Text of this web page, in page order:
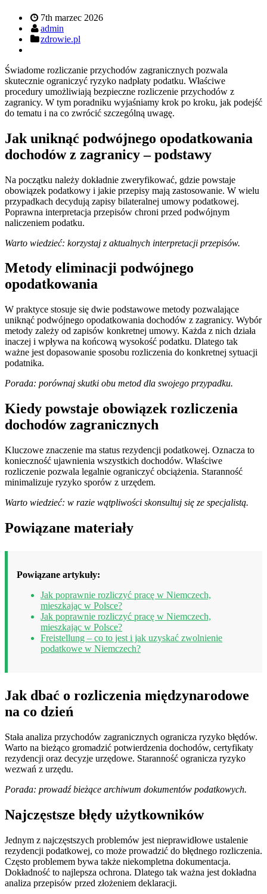
7th marzec 2026
admin
zdrowie.pl
Świadome rozliczanie przychodów zagranicznych pozwala
skutecznie ograniczyć ryzyko nadpłaty podatku. Właściwe
procedury umożliwiają bezpieczne rozliczenie przychodów z
zagranicy. W tym poradniku wyjaśniamy krok po kroku, jak podejść
do tematu i na co zwrócić szczególną uwagę.
Jak uniknąć podwójnego opodatkowania
dochodów z zagranicy – podstawy
Na początku należy dokładnie zweryfikować, gdzie powstaje
obowiązek podatkowy i jakie przepisy mają zastosowanie. W wielu
przypadkach decydują zapisy bilateralnej umowy podatkowej.
Poprawna interpretacja przepisów chroni przed podwójnym
naliczeniem podatku.
Warto wiedzieć: korzystaj z aktualnych interpretacji przepisów.
Metody eliminacji podwójnego
opodatkowania
W praktyce stosuje się dwie podstawowe metody pozwalające
uniknąć podwójnego opodatkowania dochodów z zagranicy. Wybór
metody zależy od zapisów konkretnej umowy. Każda z nich działa
inaczej i wpływa na końcową wysokość podatku. Dlatego tak
ważne jest dopasowanie sposobu rozliczenia do konkretnej sytuacji
podatnika.
Porada: porównaj skutki obu metod dla swojego przypadku.
Kiedy powstaje obowiązek rozliczenia
dochodów zagranicznych
Kluczowe znaczenie ma status rezydencji podatkowej. Oznacza to
konieczność ujawnienia wszystkich dochodów. Właściwe
rozliczenie pozwala legalnie ograniczyć obciążenia. Staranność
minimalizuje ryzyko sporów z urzędem.
Warto wiedzieć: w razie wątpliwości skonsultuj się ze specjalistą.
Powiązane materiały
Powiązane artykuły:
Jak poprawnie rozliczyć pracę w Niemczech,
mieszkając w Polsce?
Jak poprawnie rozliczyć pracę w Niemczech,
mieszkając w Polsce?
Freistellung – co to jest i jak uzyskać zwolnienie
podatkowe w Niemczech?
Jak dbać o rozliczenia międzynarodowe
na co dzień
Stała analiza przychodów zagranicznych ogranicza ryzyko błędów.
Warto na bieżąco gromadzić potwierdzenia dochodów, certyfikaty
rezydencji oraz decyzje urzędowe. Staranność ogranicza ryzyko
wezwań z urzędu.
Porada: prowadź bieżące archiwum dokumentów podatkowych.
Najczęstsze błędy użytkowników
Jednym z najczęstszych problemów jest nieprawidłowe ustalenie
rezydencji podatkowej, co może prowadzić do błędnego rozliczenia.
Często problemem bywa także niekompletna dokumentacja.
Dokładność to najlepsza ochrona. Dlatego tak ważna jest dokładna
analiza przepisów przed złożeniem deklaracji.